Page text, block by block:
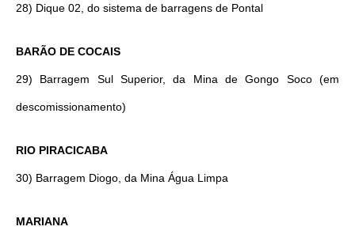
28) Dique 02, do sistema de barragens de Pontal
BARÃO DE COCAIS
29) Barragem Sul Superior, da Mina de Gongo Soco (em
descomissionamento)
RIO PIRACICABA
30) Barragem Diogo, da Mina Água Limpa
MARIANA